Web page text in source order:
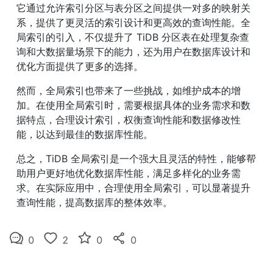
它通过允许索引分区与表分区之间提供一对多的映射关
系，提供了更灵活的索引设计和更高效的查询性能。全
局索引的引入，不仅提升了 TiDB 分区表在处理复杂查
询和大数据量场景下的能力，还为用户在数据库设计和
优化方面提供了更多的选择。
然而，全局索引也带来了一些挑战，如维护成本的增
加。在使用全局索引时，需要根据具体的业务需求和数
据特点，合理设计索引，权衡查询性能和数据修改性
能，以达到最佳的数据库性能。
总之，TiDB 全局索引是一个强大且灵活的特性，能够帮
助用户更好地优化数据库性能，满足多样化的业务需
求。在实际应用中，合理使用全局索引，可以显著提升
查询性能，提高数据库的整体效率。
0 2 0 0